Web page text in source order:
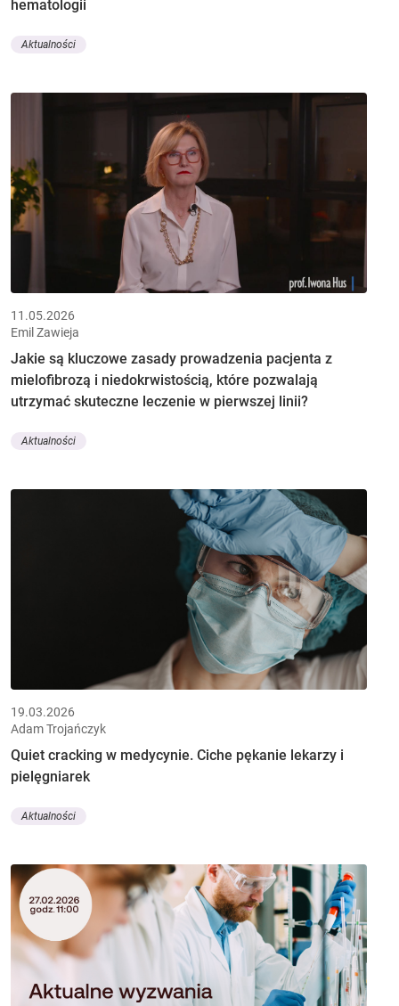
hematologii
Aktualności
11.05.2026
Emil Zawieja
Jakie są kluczowe zasady prowadzenia pacjenta z
mielofibrozą i niedokrwistością, które pozwalają
utrzymać skuteczne leczenie w pierwszej linii?
Aktualności
19.03.2026
Adam Trojańczyk
Quiet cracking w medycynie. Ciche pękanie lekarzy i
pielęgniarek
Aktualności